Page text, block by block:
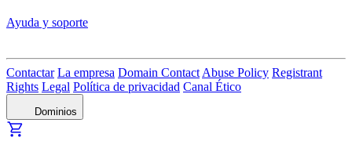
Ayuda y soporte
Contactar La empresa Domain Contact Abuse Policy Registrant
Rights Legal Política de privacidad Canal Ético
Dominios